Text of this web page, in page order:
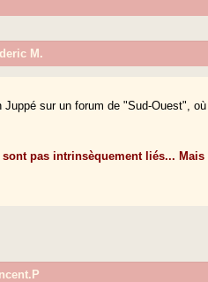
M.
Juppé sur un forum de "Sud-Ouest",
sont pas intrinsèquement liés...